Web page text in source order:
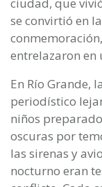
se convirtió en
entrelazaron en
En Río Grande,
periodístico
niños
oscuras por
las sirenas y
nocturno eran